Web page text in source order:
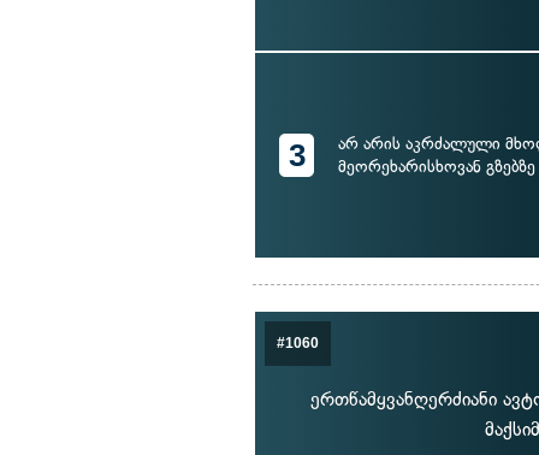
3
არ არის აკრძალული
მეორეხარისხოვან
#1060
ერთწამყვანღერძიანი